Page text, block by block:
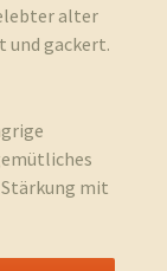
alter
und gackert.
Stärkung mit